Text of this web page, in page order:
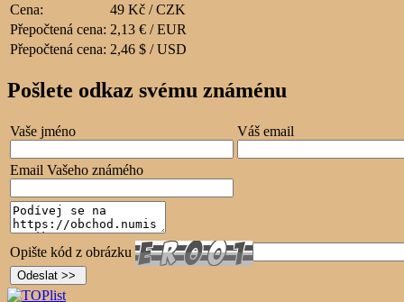
Cena:
49 Kč / CZK
Přepočtená cena: 2,13 € / EUR
Přepočtená cena: 2,46 $ / USD
Pošlete odkaz svému známénu
Vaše jméno Váš email
Email Vašeho známého
Opište kód z obrázku